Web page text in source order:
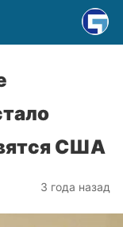
США
3 года назад